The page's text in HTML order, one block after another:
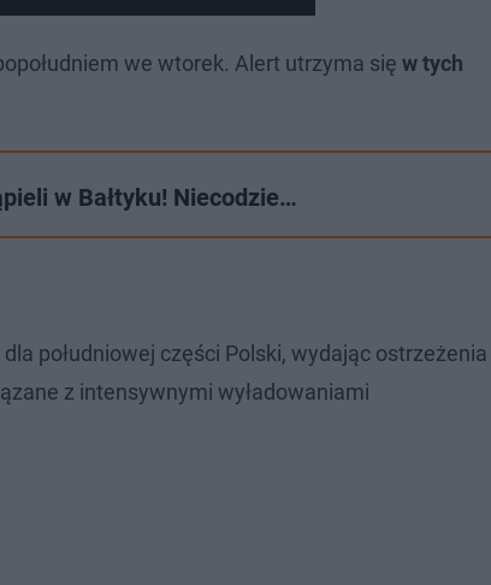
we wtorek. Alert utrzyma się w tych
w Bałtyku! Niecodzie…
południowej części Polski, wydając ostrzeżenia
z intensywnymi wyładowaniami